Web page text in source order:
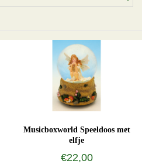
Musicboxworld Speeldoos met
elfje
€22,00